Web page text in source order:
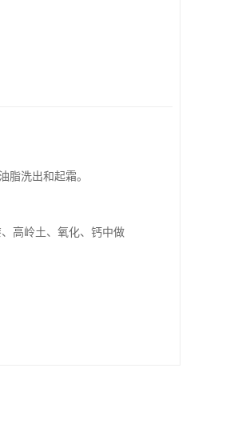
脂洗出和起霜。
高岭土、氧化、钙中做